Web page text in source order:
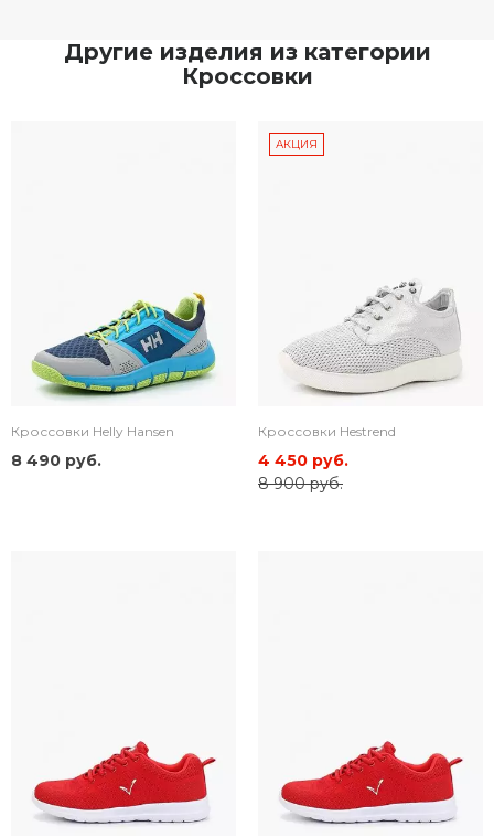
Другие изделия из категории
Кроссовки
Кроссовки Helly Hansen
8 490 руб.
АКЦИЯ
Кроссовки Hestrend
4 450 руб.
8 900 руб.